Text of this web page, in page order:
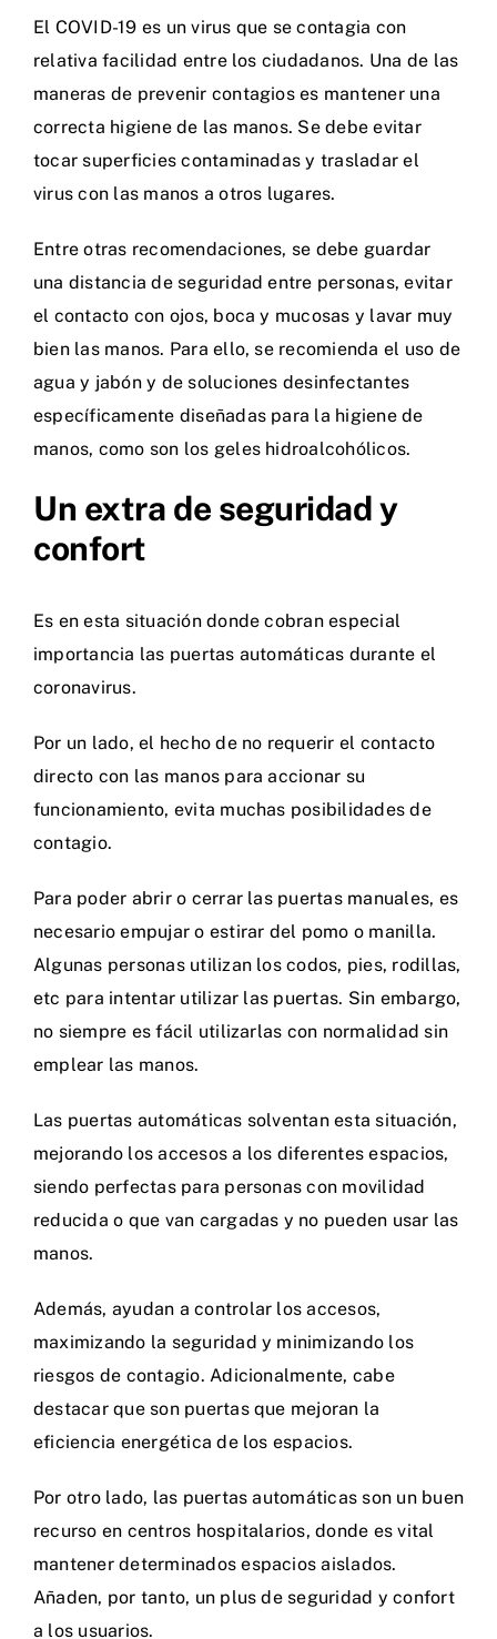
El COVID-19 es un virus que se contagia con
relativa facilidad entre los ciudadanos. Una de las
maneras de prevenir contagios es mantener una
correcta higiene de las manos. Se debe evitar
tocar superficies contaminadas y trasladar el
virus con las manos a otros lugares.
Entre otras recomendaciones, se debe guardar
una distancia de seguridad entre personas, evitar
el contacto con ojos, boca y mucosas y lavar muy
bien las manos. Para ello, se recomienda el uso de
agua y jabón y de soluciones desinfectantes
específicamente diseñadas para la higiene de
manos, como son los geles hidroalcohólicos.
Un extra de seguridad y
confort
Es en esta situación donde cobran especial
importancia las puertas automáticas durante el
coronavirus.
Por un lado, el hecho de no requerir el contacto
directo con las manos para accionar su
funcionamiento, evita muchas posibilidades de
contagio.
Para poder abrir o cerrar las puertas manuales, es
necesario empujar o estirar del pomo o manilla.
Algunas personas utilizan los codos, pies, rodillas,
etc para intentar utilizar las puertas. Sin embargo,
no siempre es fácil utilizarlas con normalidad sin
emplear las manos.
Las puertas automáticas solventan esta situación,
mejorando los accesos a los diferentes espacios,
siendo perfectas para personas con movilidad
reducida o que van cargadas y no pueden usar las
manos.
Además, ayudan a controlar los accesos,
maximizando la seguridad y minimizando los
riesgos de contagio. Adicionalmente, cabe
destacar que son puertas que mejoran la
eficiencia energética de los espacios.
Por otro lado, las puertas automáticas son un buen
recurso en centros hospitalarios, donde es vital
mantener determinados espacios aislados.
Añaden, por tanto, un plus de seguridad y confort
a los usuarios.